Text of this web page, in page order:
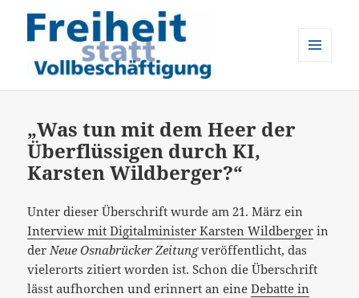
„Was tun mit dem Heer der
Überflüssigen durch KI,
Karsten Wildberger?“
Unter dieser Überschrift wurde am 21. März ein
Interview mit Digitalminister Karsten Wildberger in
der Neue Osnabrücker Zeitungveröffentlicht, das
vielerorts zitiert worden ist. Schon die Überschrift
lässt aufhorchen und erinnert an eineDebatte in